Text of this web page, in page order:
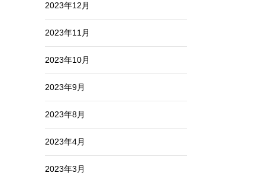
2023年12月
2023年11月
2023年10月
2023年9月
2023年8月
2023年4月
2023年3月